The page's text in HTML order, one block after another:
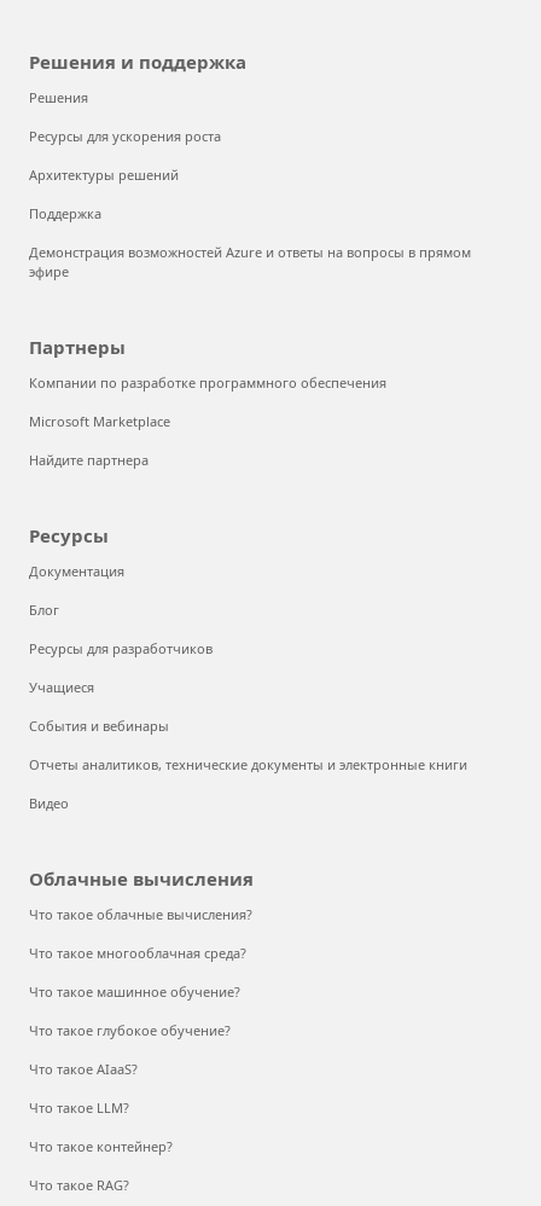
Решения и поддержка
Решения
Ресурсы для ускорения роста
Архитектуры решений
Поддержка
Демонстрация возможностей Azure и ответы на вопросы в прямом
эфире
Партнеры
Компании по разработке программного обеспечения
Microsoft Marketplace
Найдите партнера
Ресурсы
Документация
Блог
Ресурсы для разработчиков
Учащиеся
События и вебинары
Отчеты аналитиков, технические документы и электронные книги
Видео
Облачные вычисления
Что такое облачные вычисления?
Что такое многооблачная среда?
Что такое машинное обучение?
Что такое глубокое обучение?
Что такое AIaaS?
Что такое LLM?
Что такое контейнер?
Что такое RAG?